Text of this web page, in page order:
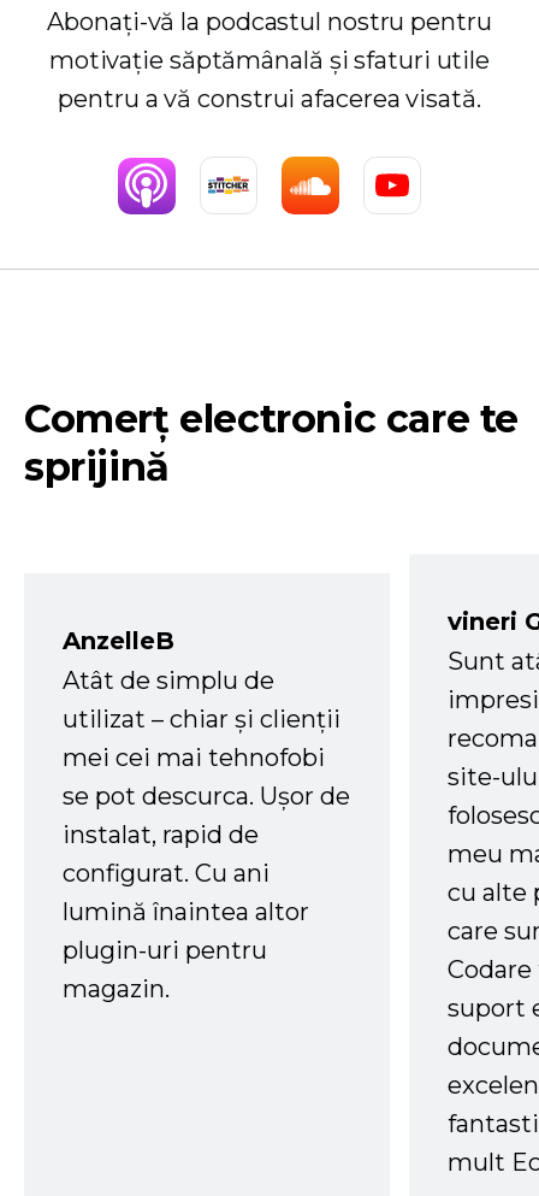
Abonați-vă la podcastul nostru pentru
motivație săptămânală și sfaturi utile
pentru a vă construi afacerea visată.
Comerț electronic care te
sprijină
AnzelleB
Atât de simplu de
utilizat – chiar și clienții
mei cei mai tehnofobi
se pot descurca. Ușor de
instalat, rapid de
configurat. Cu ani
lumină înaintea altor
plugin-uri pentru
magazin.
vineri
Sunt
site-
meu
cu alte
care
suport
mult